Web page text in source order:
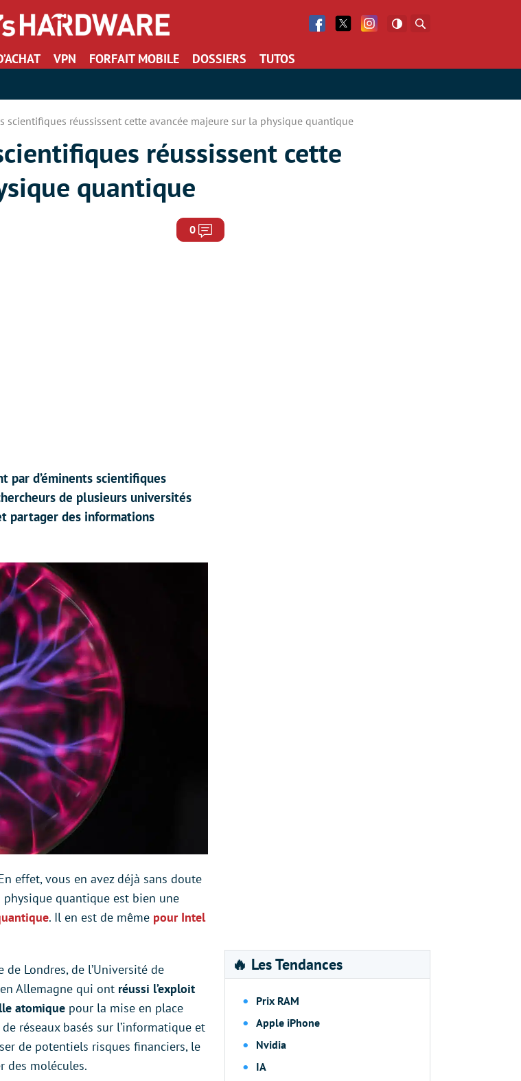
Facebook
Twitter Facebook
VPN FORFAIT MOBILE DOSSIERS TUTOS
scientifiques réussissent cette avancée majeure sur la physique quantique
réussissent cette
quantique
0 Commentaires
par d’éminents scientifiques
de plusieurs universités
partager des informations
effet, vous en avez déjà sans doute
quantique est bien une
. Il en est de même pour Intel
Londres, de l’Université de
Allemagne qui ont réussi l’exploit
atomique pour la mise en place
réseaux basés sur l’informatique et
de potentiels risques financiers, le
des molécules.
🔥 Les Tendances
Prix RAM
Apple iPhone
Nvidia
IA